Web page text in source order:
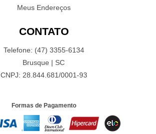
Meus Endereços
CONTATO
Telefone: (47) 3355-6134
Brusque | SC
CNPJ: 28.844.681/0001-93
Formas de Pagamento